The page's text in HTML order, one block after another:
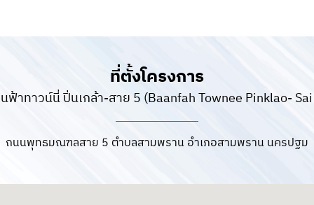
ที่ตั้งโครงการ
ฟ้าทาวน์นี่ ปิ่นเกล้า-สาย 5 (Baanfah Townee Pinklao-
ถนนพุทธมณฑลสาย 5 ตำบลสามพราน อำเภอสามพราน นครปฐม